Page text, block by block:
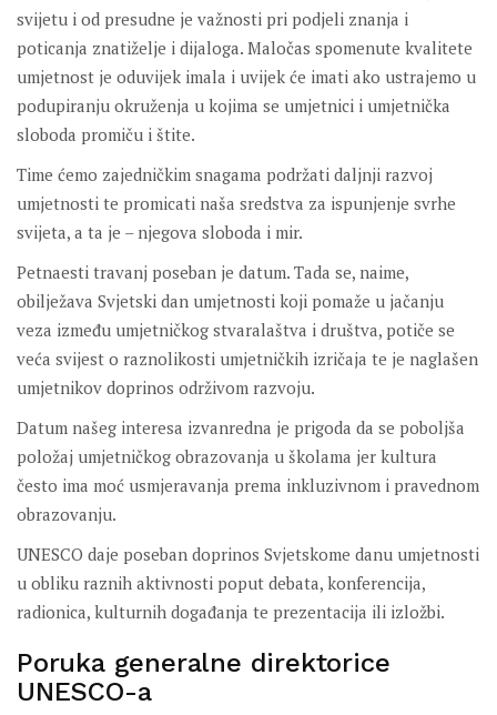
svijetu i od presudne je važnosti pri podjeli znanja i
poticanja znatiželje i dijaloga. Maločas spomenute kvalitete
umjetnost je oduvijek imala i uvijek će imati ako ustrajemo u
podupiranju okruženja u kojima se umjetnici i umjetnička
sloboda promiču i štite.
Time ćemo zajedničkim snagama podržati daljnji razvoj
umjetnosti te promicati naša sredstva za ispunjenje svrhe
svijeta, a ta je – njegova sloboda i mir.
Petnaesti travanj poseban je datum. Tada se, naime,
obilježava Svjetski dan umjetnosti koji pomaže u jačanju
veza između umjetničkog stvaralaštva i društva, potiče se
veća svijest o raznolikosti umjetničkih izričaja te je naglašen
umjetnikov doprinos održivom razvoju.
Datum našeg interesa izvanredna je prigoda da se poboljša
položaj umjetničkog obrazovanja u školama jer kultura
često ima moć usmjeravanja prema inkluzivnom i pravednom
obrazovanju.
UNESCO daje poseban doprinos Svjetskome danu umjetnosti
u obliku raznih aktivnosti poput debata, konferencija,
radionica, kulturnih događanja te prezentacija ili izložbi.
Poruka generalne direktorice
UNESCO-a